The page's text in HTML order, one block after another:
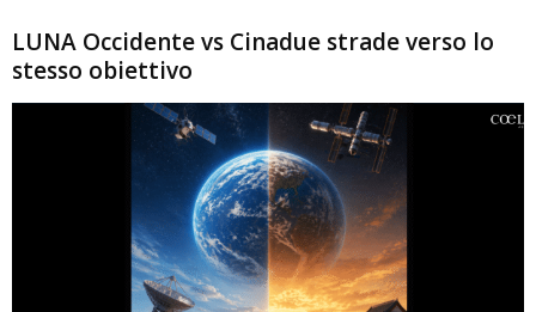
LUNA Occidente vs Cinadue strade verso lo
stesso obiettivo